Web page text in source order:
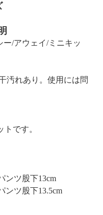
ー/アウェイ/ミニキッ
汚れあり。使用には問
です。
ンツ股下13cm
ンツ股下13.5cm